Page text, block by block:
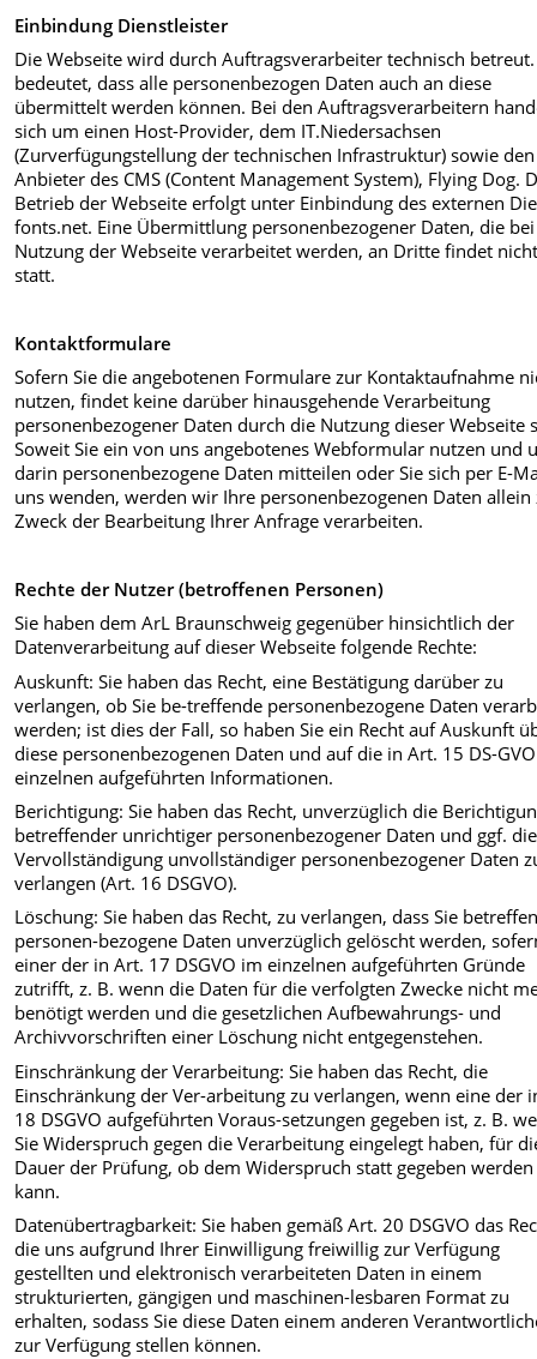
Einbindung Dienstleister
Die Webseite wird durch Auftragsverarbeiter technisch
bedeutet, dass alle personenbezogen Daten auch an diese
übermittelt werden können. Bei den Auftragsverarbeitern
sich um einen Host-Provider, dem IT.Niedersachsen
(Zurverfügungstellung der technischen Infrastruktur) sowie den
Anbieter des CMS (Content Management System), Flying Dog.
Betrieb der Webseite erfolgt unter Einbindung des externen
fonts.net. Eine Übermittlung personenbezogener Daten, die
Nutzung der Webseite verarbeitet werden, an Dritte findet
statt.
Kontaktformulare
Sofern Sie die angebotenen Formulare zur Kontaktaufnahme
nutzen, findet keine darüber hinausgehende Verarbeitung
personenbezogener Daten durch die Nutzung dieser Webseite
Soweit Sie ein von uns angebotenes Webformular nutzen und
darin personenbezogene Daten mitteilen oder Sie sich per E-
uns wenden, werden wir Ihre personenbezogenen Daten allein
Zweck der Bearbeitung Ihrer Anfrage verarbeiten.
Rechte der Nutzer (betroffenen Personen)
Sie haben dem ArL Braunschweig gegenüber hinsichtlich der
Datenverarbeitung auf dieser Webseite folgende Rechte:
Auskunft: Sie haben das Recht, eine Bestätigung darüber zu
verlangen, ob Sie be-treffende personenbezogene Daten
werden; ist dies der Fall, so haben Sie ein Recht auf Auskunft
diese personenbezogenen Daten und auf die in Art. 15 DS-
einzelnen aufgeführten Informationen.
Berichtigung: Sie haben das Recht, unverzüglich die
betreffender unrichtiger personenbezogener Daten und ggf. die
Vervollständigung unvollständiger personenbezogener Daten
verlangen (Art. 16 DSGVO).
Löschung: Sie haben das Recht, zu verlangen, dass Sie
personen-bezogene Daten unverzüglich gelöscht werden,
einer der in Art. 17 DSGVO im einzelnen aufgeführten Gründe
zutrifft, z. B. wenn die Daten für die verfolgten Zwecke nicht
benötigt werden und die gesetzlichen Aufbewahrungs- und
Archivvorschriften einer Löschung nicht entgegenstehen.
Einschränkung der Verarbeitung: Sie haben das Recht, die
Einschränkung der Ver-arbeitung zu verlangen, wenn eine der
18 DSGVO aufgeführten Voraus-setzungen gegeben ist, z. B.
Sie Widerspruch gegen die Verarbeitung eingelegt haben, für
Dauer der Prüfung, ob dem Widerspruch statt gegeben werden
kann.
Datenübertragbarkeit: Sie haben gemäß Art. 20 DSGVO das
die uns aufgrund Ihrer Einwilligung freiwillig zur Verfügung
gestellten und elektronisch verarbeiteten Daten in einem
strukturierten, gängigen und maschinen-lesbaren Format zu
erhalten, sodass Sie diese Daten einem anderen
zur Verfügung stellen können.